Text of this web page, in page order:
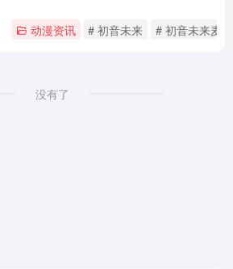
动漫资讯 # 初音未来 # 初音未来麦
没有了